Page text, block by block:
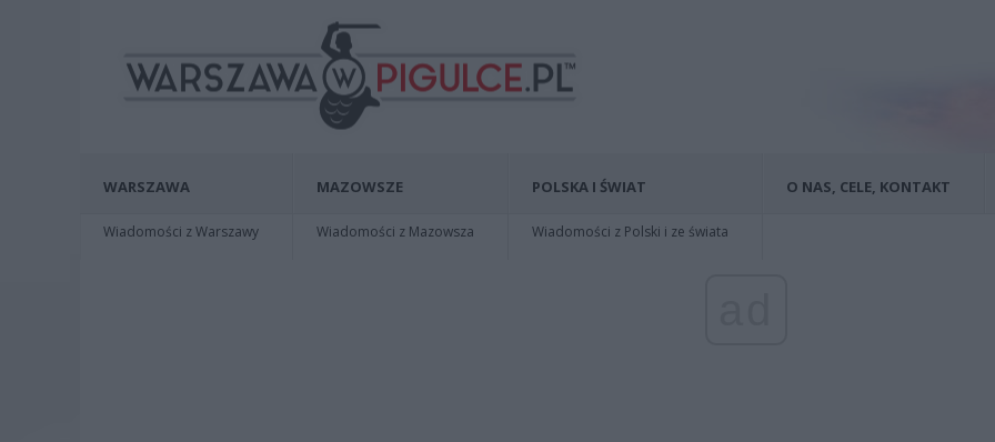
WARSZAWA
Wiadomości z Warszawy
MAZOWSZE
Wiadomości z Mazowsza
POLSKA I ŚWIAT
Wiadomości z Polski i ze świata
O NAS, CELE, KONTAKT